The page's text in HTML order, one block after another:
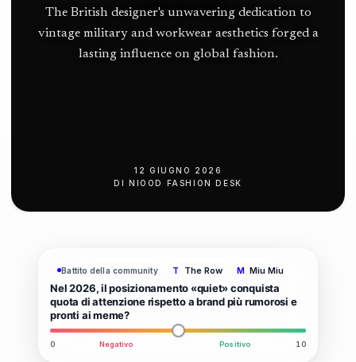
The British designer's unwavering dedication to
vintage military and workwear aesthetics forged a
lasting influence on global fashion.
12 GIUGNO 2026
DI NIOOD FASHION DESK
Battito della community T The Row M Miu Miu
Nel 2026, il posizionamento «quiet» conquista
quota di attenzione rispetto a brand più rumorosi e
pronti ai meme?
0 Negativo Positivo 10